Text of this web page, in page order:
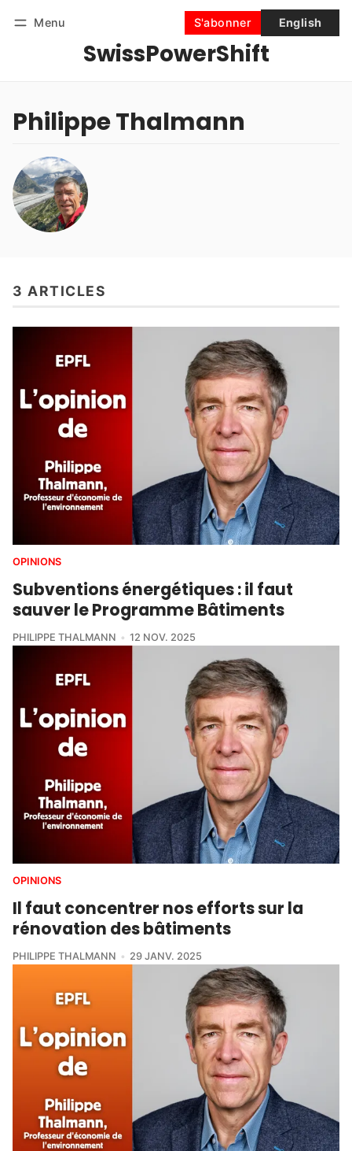
Menu
SwissPowerShift
S'abonner English
Se connecter S'abonner
Philippe Thalmann
3 ARTICLES
OPINIONS
Subventions énergétiques : il faut
sauver le Programme Bâtiments
PHILIPPE THALMANN 12 NOV. 2025
OPINIONS
Il faut concentrer nos efforts sur la
rénovation des bâtiments
PHILIPPE THALMANN 29 JANV. 2025